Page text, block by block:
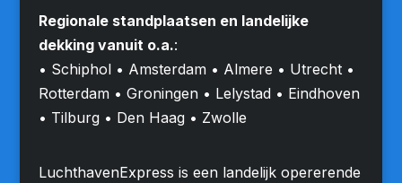
Regionale standplaatsen en landelijke
dekking vanuit o.a.:
• Schiphol • Amsterdam • Almere • Utrecht •
Rotterdam • Groningen • Lelystad • Eindhoven
• Tilburg • Den Haag • Zwolle
LuchthavenExpress is een landelijk opererende